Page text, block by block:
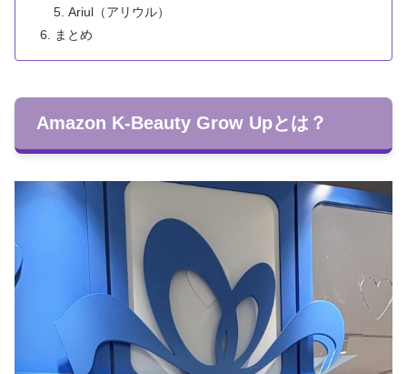
Ariul（アリウル）
まとめ
Amazon K-Beauty Grow Upとは？